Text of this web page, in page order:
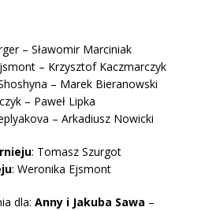
– Sławomir Marciniak
– Krzysztof Kaczmarczyk
– Marek Bieranowski
– Paweł Lipka
– Arkadiusz Nowicki
: Tomasz Szurgot
: Weronika Ejsmont
dla: Anny i Jakuba Sawa –